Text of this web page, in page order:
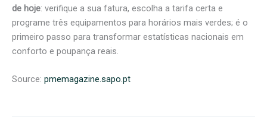
de hoje: verifique a sua fatura, escolha a tarifa certa e
programe três equipamentos para horários mais verdes; é o
primeiro passo para transformar estatísticas nacionais em
conforto e poupança reais.
Source: pmemagazine.sapo.pt